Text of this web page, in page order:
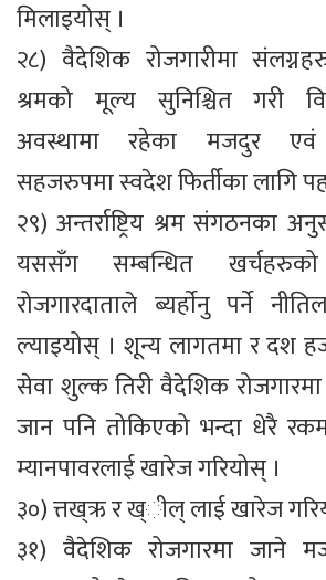
मिलाइयोस् ।
२८) वैदेशिक रोजगारीमा
श्रमको मूल्य सुनिश्चित गरी
अवस्थामा रहेका मजदुर एवं
सहजरुपमा स्वदेश फिर्तीका लागि
२९) अन्तर्राष्ट्रिय श्रम संगठनका
यससँग सम्बन्धित
रोजगारदाताले ब्यर्हाेनु पर्ने
ल्याइयोस् । शून्य लागतमा र दश
सेवा शुल्क तिरी वैदेशिक
जान पनि तोकिएको भन्दा धेरै
म्यानपावरलाई खारेज गरियोस् ।
३०) त्तख्ऋ र ख्ील् लाई खारेज
३१) वैदेशिक रोजगारमा जाने